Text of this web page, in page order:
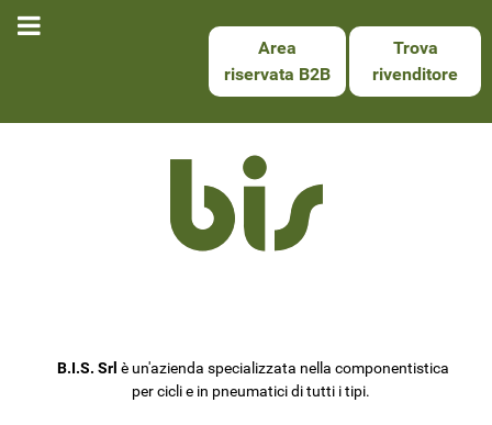
Area
riservata B2B
Trova
rivenditore
B.I.S. Srl è un'azienda specializzata nella componentistica
per cicli e in pneumatici di tutti i tipi.